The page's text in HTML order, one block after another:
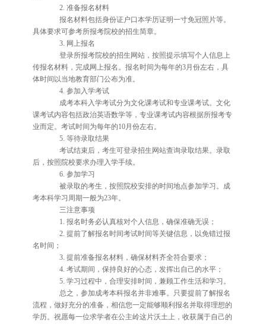
2. 准备报名材料
报名材料包括身份证户口本学历证明一寸免冠照片等。
具体要求可参考所报考院校的招生简章。
3. 网上报名
登录所报考院校的招生网站，按照提示填写个人信息上
传报名材料，完成网上报名。报名时间为每年的3月份左右，具
体时间以当地教育部门公布为准。
4. 参加入学考试
成考本科入学考试分为文化课考试和专业课考试。文化
课考试内容包括政治英语数学等，专业课考试内容根据所报考专
业而定。考试时间为每年的10月份左右。
5. 等待录取结果
考试结束后，考生可登录招生网站查询录取结果。录取
后，按照院校要求办理入学手续。
6. 参加学习
被录取的考生，按照院校安排的时间地点参加学习。成
考本科学习周期一般为23年。
三注意事项
1. 报名时务必认真核对个人信息，确保准确无误；
2. 提前了解报名时间考试时间等关键信息，以免错过报
名时间；
3. 提前准备报名材料，确保材料齐全符合要求；
4. 考试期间，保持良好的心态，发挥出自己的水平；
5. 学习过程中，合理安排时间，兼顾工作生活和学习。
总之，参加成考本科报名并非难事。只要提前了解报名
流程，做好充分的准备，相信您一定能够顺利报名并取得理想的
学历。祝愿每一位求学者在公主岭这片沃土上，收获属于自己的